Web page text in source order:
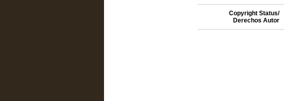
Copyright Status/
Derechos Autor